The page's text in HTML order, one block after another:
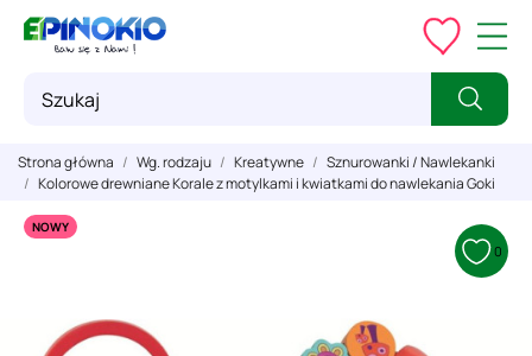
Strona główna Wg. rodzaju Kreatywne
Sznurowanki / Nawlekanki
Kolorowe drewniane Korale z motylkami i kwiatkami do nawlekania Goki
NOWY
0